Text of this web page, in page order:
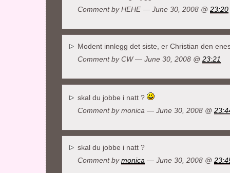
Comment by HEHE — June 30, 2008 @ 23:20
Modent innlegg det siste, er Christian den
Comment by CW — June 30, 2008 @ 23:21
skal du jobbe i natt ?
Comment by monica — June 30, 2008 @
skal du jobbe i natt ?
Comment by monica — June 30, 2008 @